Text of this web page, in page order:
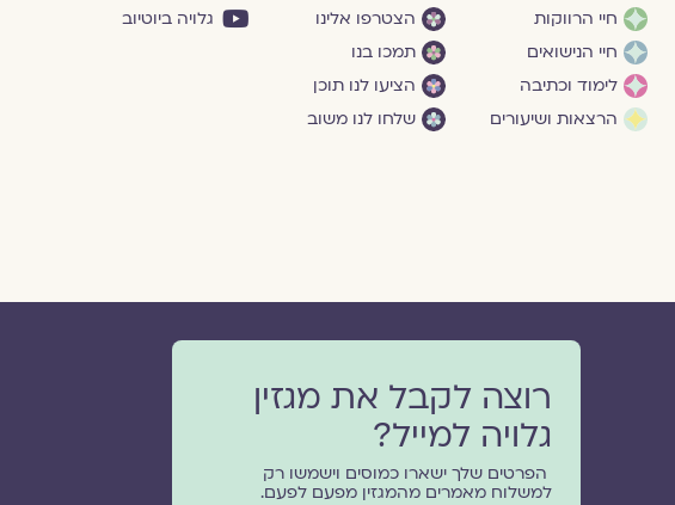
חיי הרווקות
חיי הנישואים
לימוד וכתיבה
הרצאות ושיעורים
הצטרפו אלינו
תמכו בנו
הציעו לנו תוכן
שלחו לנו משוב
גלויה ביוטיוב
רוצה לקבל את מגזין
גלויה למייל?
הפרטים שלך ישארו כמוסים וישמשו רק
למשלוח מאמרים מהמגזין מפעם לפעם.